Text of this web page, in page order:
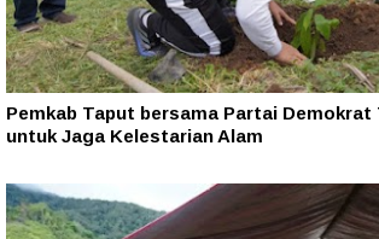
Pemkab Taput bersama Partai Demokrat
untuk Jaga Kelestarian Alam